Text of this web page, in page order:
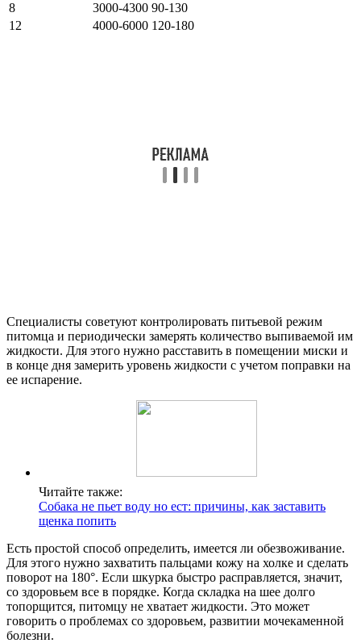
8
3000-4300 90-130
12
4000-6000 120-180
Специалисты советуют контролировать питьевой режим
питомца и периодически замерять количество выпиваемой им
жидкости. Для этого нужно расставить в помещении миски и
в конце дня замерить уровень жидкости с учетом поправки на
ее испарение.
Читайте также:
Собака не пьет воду но ест: причины, как заставить
щенка попить
Есть простой способ определить, имеется ли обезвоживание.
Для этого нужно захватить пальцами кожу на холке и сделать
поворот на 180°. Если шкурка быстро расправляется, значит,
со здоровьем все в порядке. Когда складка на шее долго
топорщится, питомцу не хватает жидкости. Это может
говорить о проблемах со здоровьем, развитии мочекаменной
болезни.